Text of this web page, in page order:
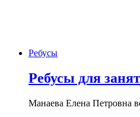
Ребусы
Ребусы для
Манаева Елена Петровна